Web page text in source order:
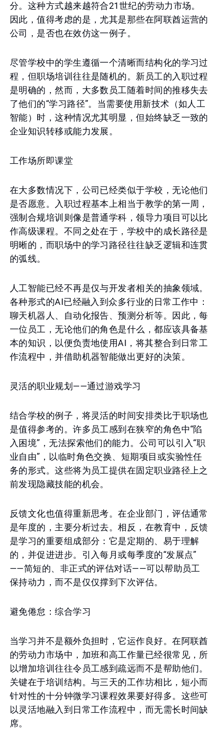
分。这种方式越来越符合21世纪的劳动力市场。
因此，值得考虑的是，尤其是那些在阿联酋运营的
公司，是否也在效仿这一例子。
尽管学校中的学生遵循一个清晰而结构化的学习过
程，但职场培训往往是随机的。新员工的入职过程
是明确的，然而，大多数员工随着时间的推移失去
了他们的“学习路径”。当需要使用新技术（如人工
智能）时，这种情况尤其明显，但始终缺乏一致的
企业知识转移或能力发展。
工作场所即课堂
在大多数情况下，公司已经类似于学校，无论他们
是否愿意。入职过程基本上相当于教学的第一周，
强制合规培训则像是普通学科，领导力项目可以比
作高级课程。不同之处在于，学校中的成长路径是
明晰的，而职场中的学习路径往往缺乏逻辑和连贯
的弧线。
人工智能已经不再是仅与开发者相关的抽象领域。
各种形式的AI已经融入到众多行业的日常工作中：
聊天机器人、自动化报告、预测分析等。因此，每
一位员工，无论他们的角色是什么，都应该具备基
本的知识，以便负责地使用AI，将其整合到日常工
作流程中，并借助机器智能做出更好的决策。
灵活的职业规划——通过游戏学习
结合学校的例子，将灵活的时间安排类比于职场也
是值得参考的。许多员工感到在狭窄的角色中“陷
入困境”，无法探索他们的能力。公司可以引入“职
业自由”，以临时角色交换、短期项目或实验性任
务的形式。这些将为员工提供在固定职业路径上之
前发现隐藏技能的机会。
反馈文化也值得重新思考。在企业部门，评估通常
是年度的，主要分析过去。相反，在教育中，反馈
是学习的重要组成部分：它是定期的、易于理解
的，并促进进步。引入每月或每季度的“发展点”
——简短的、非正式的评估对话——可以帮助员工
保持动力，而不是仅仅撑到下次评估。
避免倦怠：综合学习
当学习并不是额外负担时，它运作良好。在阿联酋
的劳动力市场中，加班和高工作量已经很常见，所
以增加培训往往令员工感到疏远而不是帮助他们。
关键在于培训结构。与三天的工作坊相比，短小而
针对性的十分钟微学习课程效果要好得多。这些可
以灵活地融入到日常工作流程中，而无需长时间缺
席。